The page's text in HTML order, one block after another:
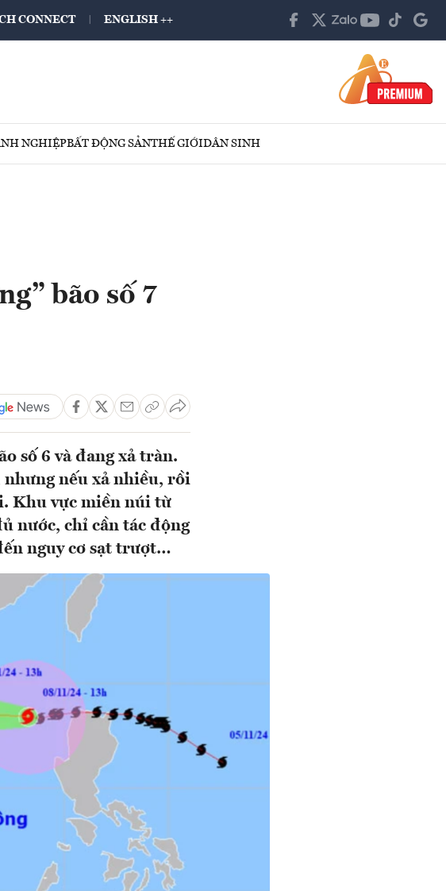
CONNECT ENGLISH ++
NGHIỆPBẤT ĐỘNG SẢNTHẾ GIỚIDÂN SINH
bão số 7
số 6 và đang xả tràn.
nếu xả nhiều, rồi
Khu vực miền núi từ
nước, chỉ cần tác động
nguy cơ sạt trượt…